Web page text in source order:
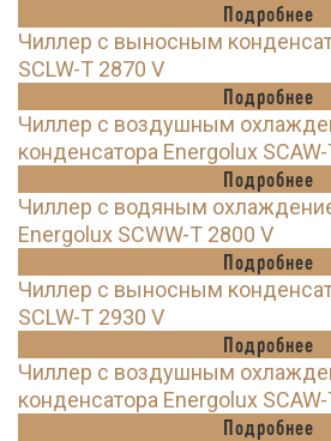
Подробнее
Чиллер с выносным
SCLW-T 2870 V
Подробнее
Чиллер с воздушным
конденсатора Energolux
Подробнее
Чиллер с водяным
Energolux SCWW-T 2800 V
Подробнее
Чиллер с выносным
SCLW-T 2930 V
Подробнее
Чиллер с воздушным
конденсатора Energolux
Подробнее